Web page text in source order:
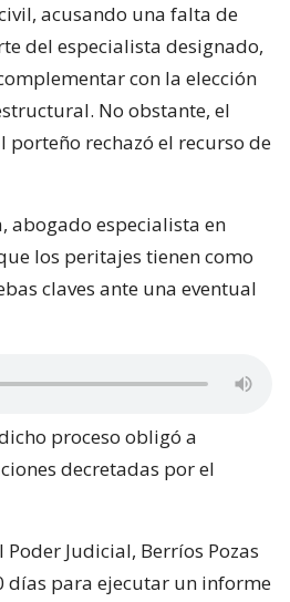
acusando una falta de
del especialista designado,
con la elección
No obstante, el
porteño rechazó el recurso de
abogado especialista en
los peritajes tienen como
claves ante una eventual
proceso obligó a
decretadas por el
Judicial, Berríos Pozas
días para ejecutar un informe